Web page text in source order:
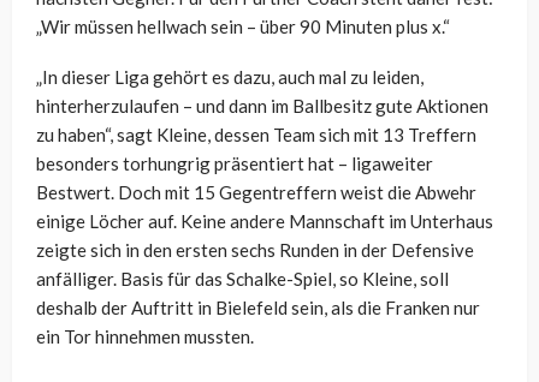
„Wir müssen hellwach sein – über 90 Minuten plus x.“
„In dieser Liga gehört es dazu, auch mal zu leiden,
hinterherzulaufen – und dann im Ballbesitz gute Aktionen
zu haben“, sagt Kleine, dessen Team sich mit 13 Treffern
besonders torhungrig präsentiert hat – ligaweiter
Bestwert. Doch mit 15 Gegentreffern weist die Abwehr
einige Löcher auf. Keine andere Mannschaft im Unterhaus
zeigte sich in den ersten sechs Runden in der Defensive
anfälliger. Basis für das Schalke-Spiel, so Kleine, soll
deshalb der Auftritt in Bielefeld sein, als die Franken nur
ein Tor hinnehmen mussten.